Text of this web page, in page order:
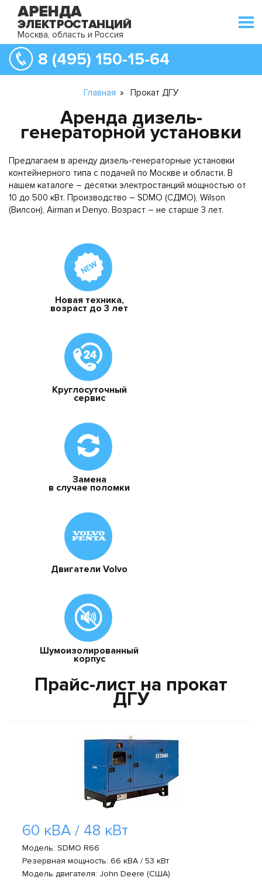
Москва, область и Россия
8 (495) 150-15-64
Главная » Прокат ДГУ
Аренда дизель-
генераторной установки
Предлагаем в аренду дизель-генераторные установки
контейнерного типа с подачей по Москве и области. В
нашем каталоге – десятки электростанций мощностью от
10 до 500 кВт. Производство – SDMO (СДМО), Wilson
(Вилсон), Airman и Denyo. Возраст – не старше 3 лет.
Новая техника,
возраст до 3 лет
Круглосуточный
сервис
Замена
в случае поломки
Двигатели Volvo
Шумоизолированный
корпус
Прайс-лист на прокат
ДГУ
60 кВА / 48 кВт
Модель: SDMO R66
Резервная мощность: 66 кВА / 53 кВт
Модель двигателя: John Deere (США)